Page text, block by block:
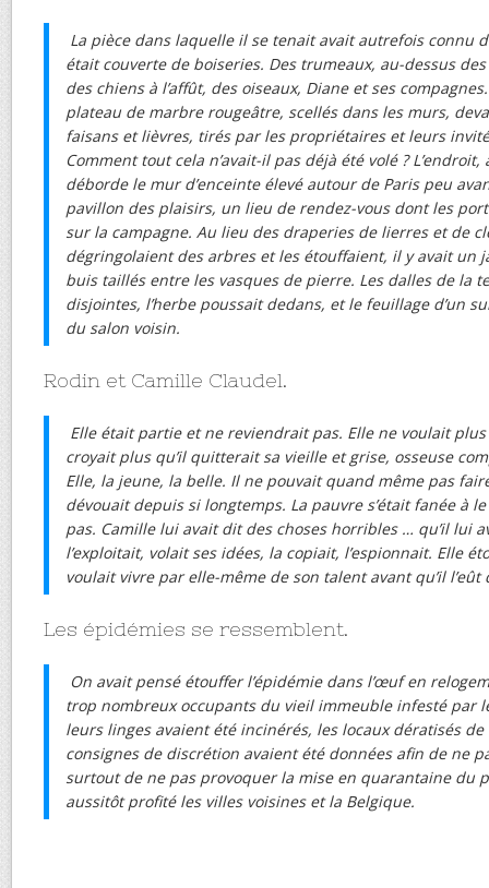
La pièce dans laquelle il se tenait avait autrefois connu
était couverte de boiseries. Des trumeaux, au-dessus
des chiens à l’affût, des oiseaux, Diane et ses
plateau de marbre rougeâtre, scellés dans les murs,
faisans et lièvres, tirés par les propriétaires et leurs
Comment tout cela n’avait-il pas déjà été volé ?
déborde le mur d’enceinte élevé autour de Paris peu
pavillon des plaisirs, un lieu de rendez-vous dont les
sur la campagne. Au lieu des draperies de lierres et de
dégringolaient des arbres et les étouffaient, il y avait un
buis taillés entre les vasques de pierre. Les dalles de la
disjointes, l’herbe poussait dedans, et le feuillage d’un
du salon voisin.
Rodin et Camille Claudel.
Elle était partie et ne reviendrait pas. Elle ne voulait plus
croyait plus qu’il quitterait sa vieille et grise, osseuse
Elle, la jeune, la belle. Il ne pouvait quand même pas
dévouait depuis si longtemps. La pauvre s’était fanée à
pas. Camille lui avait dit des choses horribles … qu’il lui
l’exploitait, volait ses idées, la copiait, l’espionnait. Elle
voulait vivre par elle-même de son talent avant qu’il l’eût
Les épidémies se ressemblent.
On avait pensé étouffer l’épidémie dans l’œuf en
trop nombreux occupants du vieil immeuble infesté par
leurs linges avaient été incinérés, les locaux dératisés
consignes de discrétion avaient été données afin de ne
surtout de ne pas provoquer la mise en quarantaine du
aussitôt profité les villes voisines et la Belgique.